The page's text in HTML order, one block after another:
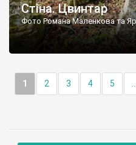
Стіна. Цвинтар
Фото Романа Маленкова та
1 2 3 4 5